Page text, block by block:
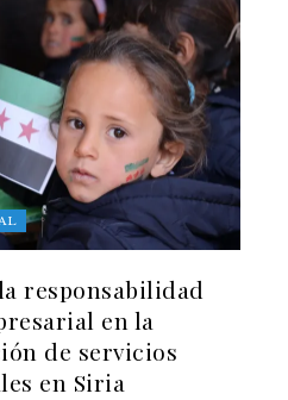
responsabilidad
en la
de servicios
en Siria